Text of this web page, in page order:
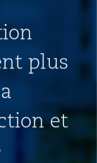
plus
et